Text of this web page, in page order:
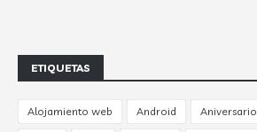
ETIQUETAS
Alojamiento web Android Aniversario